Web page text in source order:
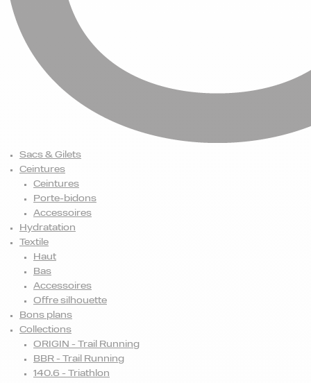
Sacs & Gilets
Ceintures
Ceintures
Porte-bidons
Accessoires
Hydratation
Textile
Haut
Bas
Accessoires
Offre silhouette
Bons plans
Collections
ORIGIN - Trail Running
BBR - Trail Running
140.6 - Triathlon